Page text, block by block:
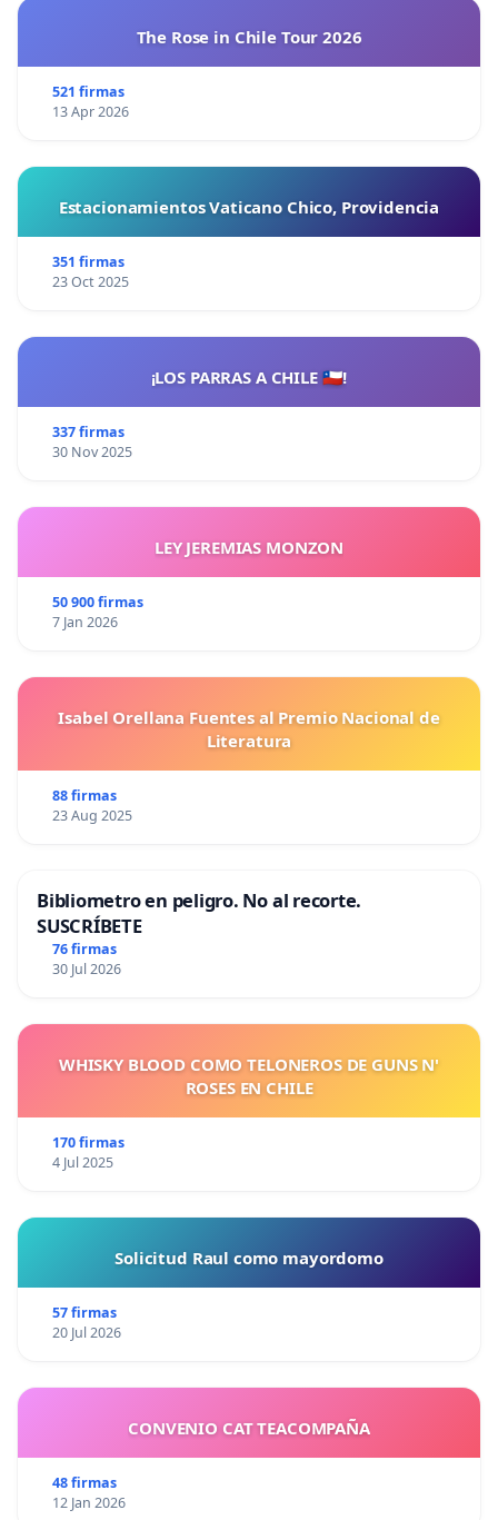
The Rose in Chile Tour 2026
521 firmas
13 Apr 2026
Estacionamientos Vaticano Chico, Providencia
351 firmas
23 Oct 2025
¡LOS PARRAS A CHILE 🇨🇱!
337 firmas
30 Nov 2025
LEY JEREMIAS MONZON
50 900 firmas
7 Jan 2026
Isabel Orellana Fuentes al Premio Nacional de
Literatura
88 firmas
23 Aug 2025
Bibliometro en peligro. No al recorte.
SUSCRÍBETE
76 firmas
30 Jul 2026
WHISKY BLOOD COMO TELONEROS DE GUNS N'
ROSES EN CHILE
170 firmas
4 Jul 2025
Solicitud Raul como mayordomo
57 firmas
20 Jul 2026
CONVENIO CAT TEACOMPAÑA
48 firmas
12 Jan 2026